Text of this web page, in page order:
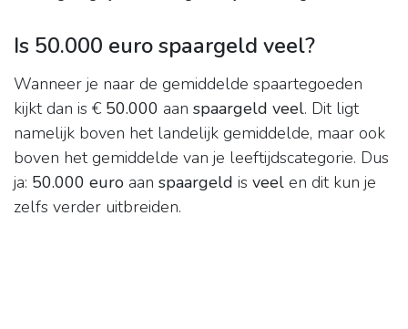
Is 50.000 euro spaargeld veel?
Wanneer je naar de gemiddelde spaartegoeden
kijkt dan is € 50.000 aan spaargeld veel. Dit ligt
namelijk boven het landelijk gemiddelde, maar ook
boven het gemiddelde van je leeftijdscategorie. Dus
ja: 50.000 euro aan spaargeld is veel en dit kun je
zelfs verder uitbreiden.